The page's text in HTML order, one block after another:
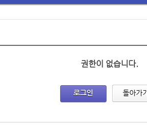
권한이 없습니다.
로그인 돌아가기